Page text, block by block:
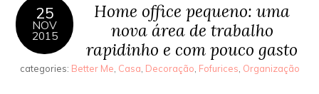
25
NOV
2015
Home office pequeno: uma
nova área de trabalho
rapidinho e com pouco gasto
categories: Better Me Casa Decoração Fofurices Organização